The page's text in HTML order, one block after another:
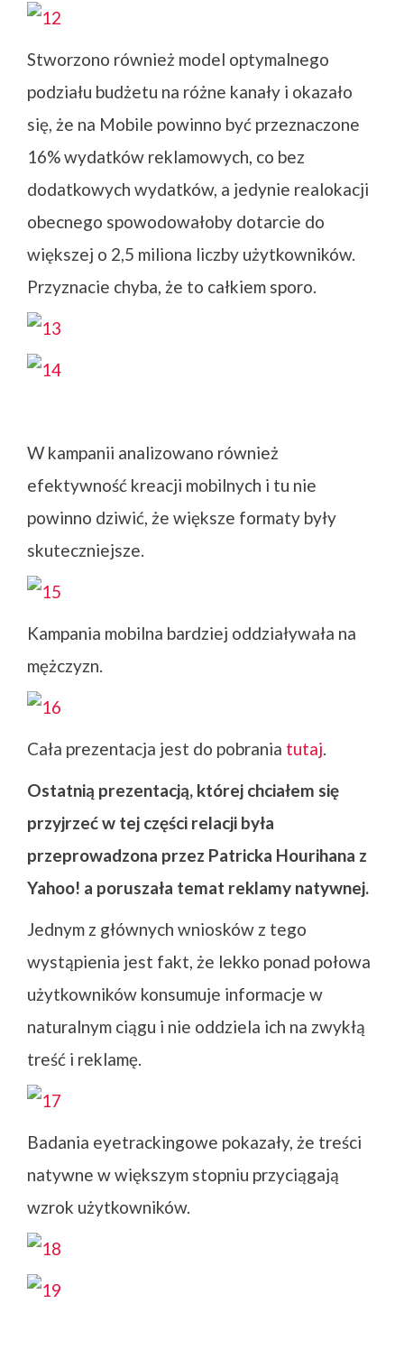
Stworzono również model optymalnego
podziału budżetu na różne kanały i okazało
się, że na Mobile powinno być przeznaczone
16% wydatków reklamowych, co bez
dodatkowych wydatków, a jedynie realokacji
obecnego spowodowałoby dotarcie do
większej o 2,5 miliona liczby użytkowników.
Przyznacie chyba, że to całkiem sporo.
W kampanii analizowano również
efektywność kreacji mobilnych i tu nie
powinno dziwić, że większe formaty były
skuteczniejsze.
Kampania mobilna bardziej oddziaływała na
mężczyzn.
Cała prezentacja jest do pobrania tutaj.
Ostatnią prezentacją, której chciałem się
przyjrzeć w tej części relacji była
przeprowadzona przez Patricka Hourihana z
Yahoo! a poruszała temat reklamy natywnej.
Jednym z głównych wniosków z tego
wystąpienia jest fakt, że lekko ponad połowa
użytkowników konsumuje informacje w
naturalnym ciągu i nie oddziela ich na zwykłą
treść i reklamę.
Badania eyetrackingowe pokazały, że treści
natywne w większym stopniu przyciągają
wzrok użytkowników.